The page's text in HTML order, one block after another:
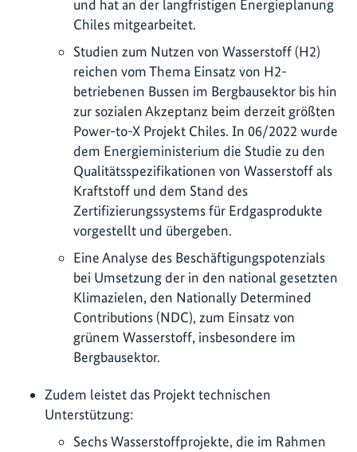
und hat an der langfristigen Energieplanung
Chiles mitgearbeitet.
Studien zum Nutzen von Wasserstoff (H2)
reichen vom Thema Einsatz von H2-
betriebenen Bussen im Bergbausektor bis hin
zur sozialen Akzeptanz beim derzeit größten
Power-to-X Projekt Chiles. In 06/2022 wurde
dem Energieministerium die Studie zu den
Qualitätsspezifikationen von Wasserstoff als
Kraftstoff und dem Stand des
Zertifizierungssystems für Erdgasprodukte
vorgestellt und übergeben.
Eine Analyse des Beschäftigungspotenzials
bei Umsetzung der in den national gesetzten
Klimazielen, den Nationally Determined
Contributions (NDC), zum Einsatz von
grünem Wasserstoff, insbesondere im
Bergbausektor.
Zudem leistet das Projekt technischen
Unterstützung:
Sechs Wasserstoffprojekte, die im Rahmen